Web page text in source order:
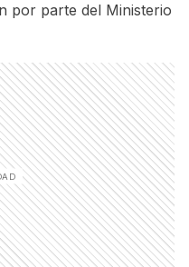
por parte del Ministerio